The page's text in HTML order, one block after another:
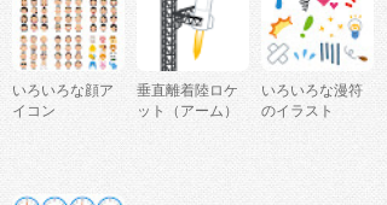
いろいろな顔ア
イコン
垂直離着陸ロケ
ット（アーム）
いろいろな漫符
のイラスト